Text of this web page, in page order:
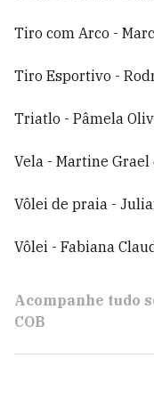
Tiro com Arco -
Tiro Esportivo -
Triatlo - Pâmela
Vela - Martine Grael
Vôlei de praia -
Vôlei - Fabiana
Acompanhe tudo
COB